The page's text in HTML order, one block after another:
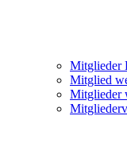
Mitglieder
Mitglied
Mitglieder